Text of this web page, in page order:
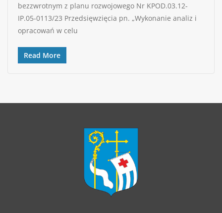
bezzwrotnym z planu rozwojowego Nr KPOD.03.12-
IP.05-0113/23 Przedsięwzięcia pn. „Wykonanie analiz i
opracowań w celu
Read More